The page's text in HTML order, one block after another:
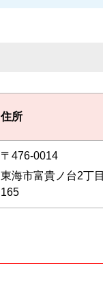
住所
〒476-0014
東海市富貴ノ台2丁目
165